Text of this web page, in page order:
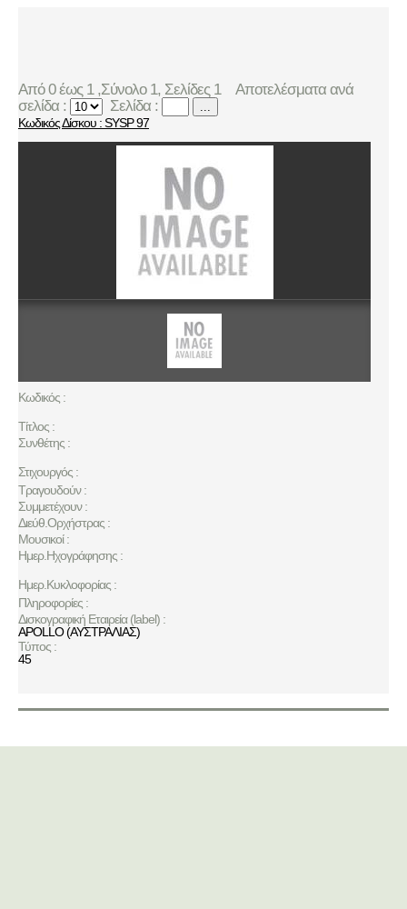
Από 0 έως 1 ,Σύνολο 1, Σελίδες 1
Αποτελέσματα ανά
σελίδα :
Σελίδα : ...
Κωδικός Δίσκου : SΥSP 97
Κωδικός :
Τίτλος :
Συνθέτης :
Στιχουργός :
Τραγουδούν :
Συμμετέχουν :
Διεύθ.Ορχήστρας :
Μουσικοί :
Ημερ.Ηχογράφησης :
Ημερ.Κυκλοφορίας :
Πληροφορίες :
Δισκογραφική Εταιρεία (label) :
APOLLO (ΑΥΣΤΡΑΛΙΑΣ)
Τύπος :
45